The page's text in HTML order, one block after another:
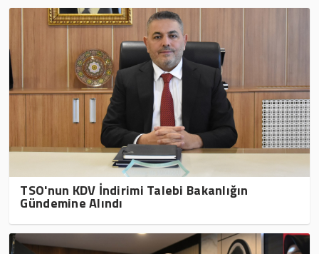
TSO'nun KDV İndirimi Talebi Bakanlığın
Gündemine Alındı